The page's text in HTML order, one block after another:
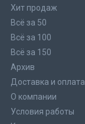
Хит продаж
Всё за 50
Всё за 100
Всё за 150
Архив
Доставка и оплата
О компании
Условия работы